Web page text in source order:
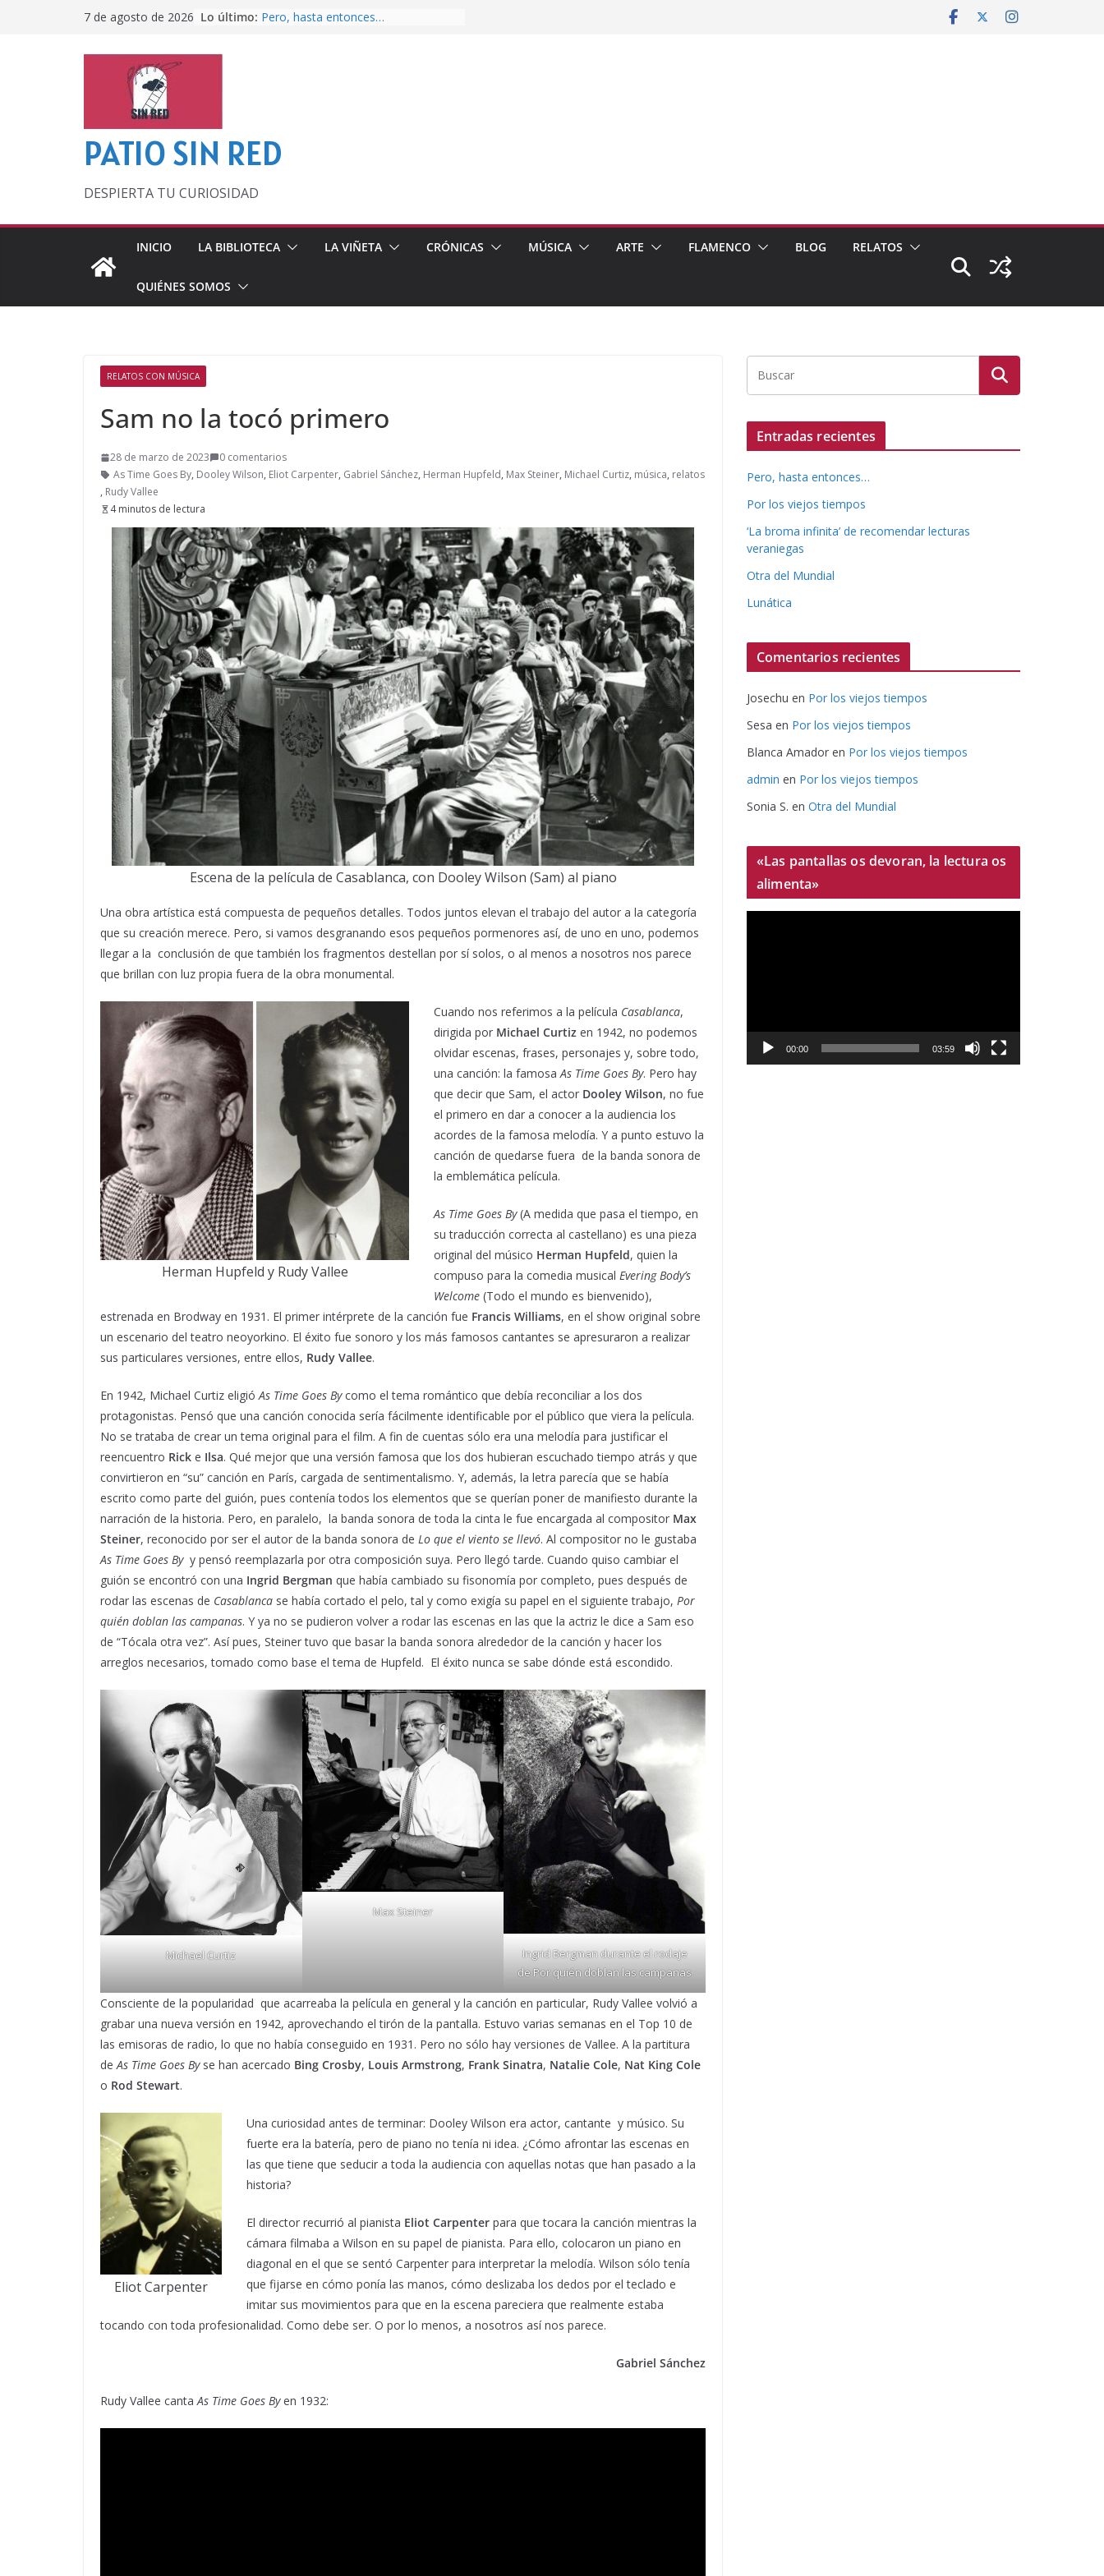
7 de agosto de 2026 Lo último: Pero, hasta entonces…
PATIO SIN RED
DESPIERTA TU CURIOSIDAD
INICIO LA BIBLIOTECA LA VIÑETA CRÓNICAS MÚSICA ARTE FLAMENCO BLOG RELATOS
QUIÉNES SOMOS
RELATOS CON MÚSICA
Sam no la tocó primero
28 de marzo de 2023
0 comentarios
As Time Goes By, Dooley Wilson, Eliot Carpenter, Gabriel Sánchez, Herman Hupfeld, Max Steiner, Michael Curtiz, música, relatos
, Rudy Vallee
4 minutos de lectura
Escena de la película de Casablanca, con Dooley Wilson (Sam) al piano
Una obra artística está compuesta de pequeños detalles. Todos juntos elevan el trabajo del autor a la categoría
que su creación merece. Pero, si vamos desgranando esos pequeños pormenores así, de uno en uno, podemos
llegar a la conclusión de que también los fragmentos destellan por sí solos, o al menos a nosotros nos parece
que brillan con luz propia fuera de la obra monumental.
Herman Hupfeld y Rudy Vallee
Cuando nos referimos a la película Casablanca,
dirigida por Michael Curtiz en 1942, no podemos
olvidar escenas, frases, personajes y, sobre todo,
una canción: la famosaAs Time Goes By. Pero hay
que decir que Sam, el actor Dooley Wilson, no fue
el primero en dar a conocer a la audiencia los
acordes de la famosa melodía. Y a punto estuvo la
canción de quedarse fuera de la banda sonora de
la emblemática película.
As Time Goes By(A medida que pasa el tiempo, en
su traducción correcta al castellano) es una pieza
original del músico Herman Hupfeld, quien la
compuso para la comedia musical Evering Body’s
Welcome (Todo el mundo es bienvenido),
estrenada en Brodway en 1931. El primer intérprete de la canción fue Francis Williams, en el show original sobre
un escenario del teatro neoyorkino. El éxito fue sonoro y los más famosos cantantes se apresuraron a realizar
sus particulares versiones, entre ellos, Rudy Vallee.
En 1942, Michael Curtiz eligióAs Time Goes Bycomo el tema romántico que debía reconciliar a los dos
protagonistas. Pensó que una canción conocida sería fácilmente identificable por el público que viera la película.
No se trataba de crear un tema original para el film. A fin de cuentas sólo era una melodía para justificar el
reencuentro Rick e Ilsa. Qué mejor que una versión famosa que los dos hubieran escuchado tiempo atrás y que
convirtieron en “su” canción en París, cargada de sentimentalismo. Y, además, la letra parecía que se había
escrito como parte del guión, pues contenía todos los elementos que se querían poner de manifiesto durante la
narración de la historia. Pero, en paralelo, la banda sonora de toda la cinta le fue encargada al compositor Max
Steiner, reconocido por ser el autor de la banda sonora de Lo que el viento se llevó. Al compositor no le gustaba
As Time Goes Byy pensó reemplazarla por otra composición suya. Pero llegó tarde. Cuando quiso cambiar el
guión se encontró con una Ingrid Bergman que había cambiado su fisonomía por completo, pues después de
rodar las escenas de Casablanca se había cortado el pelo, tal y como exigía su papel en el siguiente trabajo, Por
quién doblan las campanas. Y ya no se pudieron volver a rodar las escenas en las que la actriz le dice a Sam eso
de “Tócala otra vez”. Así pues, Steiner tuvo que basar la banda sonora alrededor de la canción y hacer los
arreglos necesarios, tomado como base el tema de Hupfeld. El éxito nunca se sabe dónde está escondido.
Michael Curtiz
Max Steiner
Ingrid Bergman durante el rodaje
de Por quién doblan las campanas
Consciente de la popularidad que acarreaba la película en general y la canción en particular, Rudy Vallee volvió a
grabar una nueva versión en 1942, aprovechando el tirón de la pantalla. Estuvo varias semanas en el Top 10 de
las emisoras de radio, lo que no había conseguido en 1931. Pero no sólo hay versiones de Vallee. A la partitura
de As Time Goes Byse han acercado Bing Crosby, Louis Armstrong, Frank Sinatra, Natalie Cole, Nat King Cole
o Rod Stewart.
Eliot Carpenter
Una curiosidad antes de terminar: Dooley Wilson era actor, cantante y músico. Su
fuerte era la batería, pero de piano no tenía ni idea. ¿Cómo afrontar las escenas en
las que tiene que seducir a toda la audiencia con aquellas notas que han pasado a la
historia?
El director recurrió al pianista Eliot Carpenter para que tocara la canción mientras la
cámara filmaba a Wilson en su papel de pianista. Para ello, colocaron un piano en
diagonal en el que se sentó Carpenter para interpretar la melodía. Wilson sólo tenía
que fijarse en cómo ponía las manos, cómo deslizaba los dedos por el teclado e
imitar sus movimientos para que en la escena pareciera que realmente estaba
tocando con toda profesionalidad. Como debe ser. O por lo menos, a nosotros así nos parece.
Gabriel Sánchez
Rudy Vallee canta As Time Goes Byen 1932:
Entradas recientes
Pero, hasta entonces…
Por los viejos tiempos
‘La broma infinita’ de recomendar lecturas
veraniegas
Otra del Mundial
Lunática
Comentarios recientes
Josechu en Por los viejos tiempos
Sesa en Por los viejos tiempos
Blanca Amador en Por los viejos tiempos
admin en Por los viejos tiempos
Sonia S. en Otra del Mundial
«Las pantallas os devoran, la lectura os
alimenta»
c
00:00 03:59